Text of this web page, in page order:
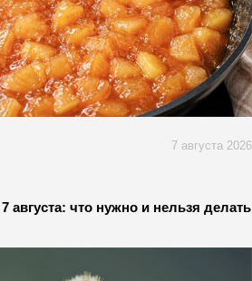
7 августа 2026
что нужно и нельзя делать